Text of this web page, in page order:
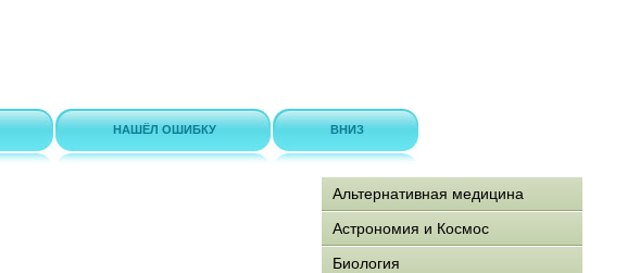
НАШЁЛ ОШИБКУ ВНИЗ
Альтернативная медицина
Астрономия и Космос
Биология